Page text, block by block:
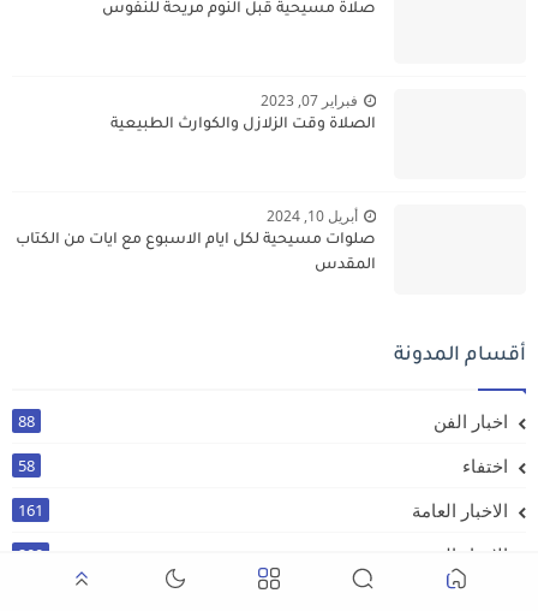
صلاة مسيحية قبل النوم مريحة للنفوس
فبراير 07, 2023
الصلاة وقت الزلازل والكوارث الطبيعية
أبريل 10, 2024
صلوات مسيحية لكل ايام الاسبوع مع ايات من الكتاب
المقدس
أقسام المدونة
اخبار الفن 88
اختفاء 58
الاخبار العامة 161
الاخبار المسيحية 200